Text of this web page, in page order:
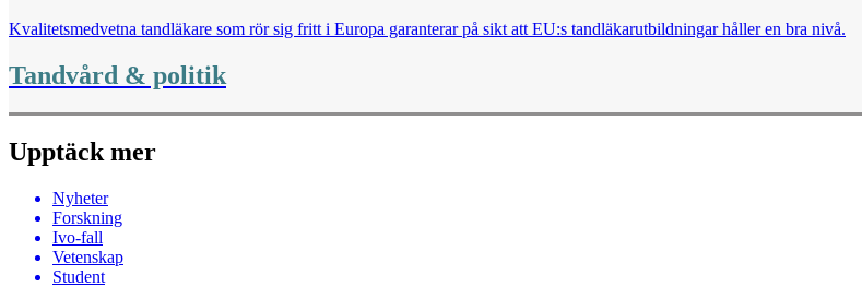
Kvalitetsmedvetna tandläkare som rör sig fritt i Europa garanterar på sikt att EU:s tandläkarutbildningar håller en bra nivå.
Tandvård & politik
Upptäck mer
Nyheter
Forskning
Ivo-fall
Vetenskap
Student